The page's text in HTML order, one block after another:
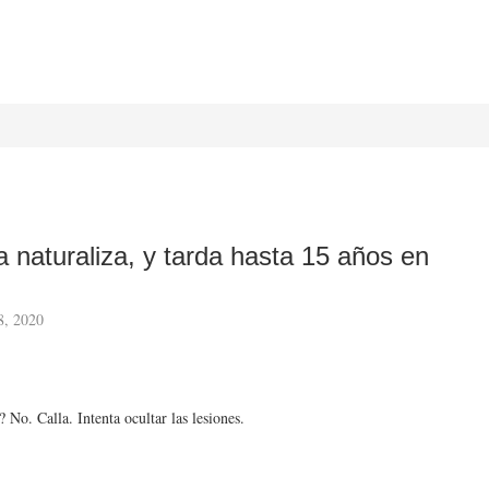
naturaliza, y tarda hasta 15 años en
2020
No. Calla. Intenta ocultar las lesiones.